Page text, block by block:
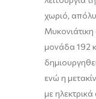
χωριό,
Μυκονιάτικη
μονάδα 192
ενώ η
με